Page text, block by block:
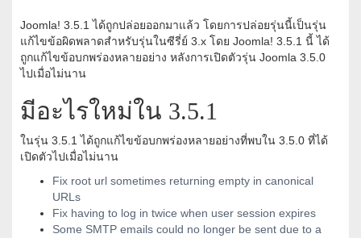
Joomla! 3.5.1 ได้ถูกปล่อยออกมาแล้ว โดยการปล่อยรุ่นนี้เป็นรุ่น
แก้ไขข้อผิดพลาดสำหรับรุ่นในซีรี่ย์ 3.x โดย Joomla! 3.5.1 นี้ ได้
ถูกแก้ไขข้อบกพร่องหลายอย่าง หลังการเปิดตัวรุ่น Joomla 3.5.0
ไปเมื่อไม่นาน
มีอะไรใหม่ใน 3.5.1
ในรุ่น 3.5.1 ได้ถูกแก้ไขข้อบกพร่องหลายอย่างที่พบใน 3.5.0 ที่ได้
เปิดตัวไปเมื่อไม่นาน
Fix root url sometimes returning empty in canonical
URLs
Fix having to log in twice when user session expires
Some SMTP emails could no longer be sent due to a